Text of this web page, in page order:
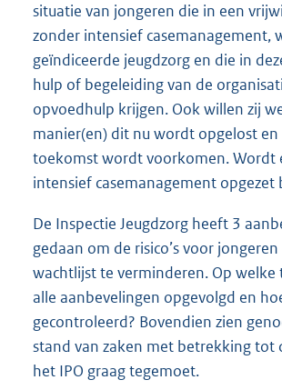
situatie van jongeren die in een
zonder intensief casemanagement,
geïndiceerde jeugdzorg en die in
hulp of begeleiding van de
opvoedhulp krijgen. Ook willen zij
manier(en) dit nu wordt opgelost
toekomst wordt voorkomen. Wordt
intensief casemanagement opgezet
De Inspectie Jeugdzorg heeft 3
gedaan om de risico’s voor
wachtlijst te verminderen. Op
alle aanbevelingen opgevolgd en
gecontroleerd? Bovendien zien
stand van zaken met betrekking tot
het IPO graag tegemoet.